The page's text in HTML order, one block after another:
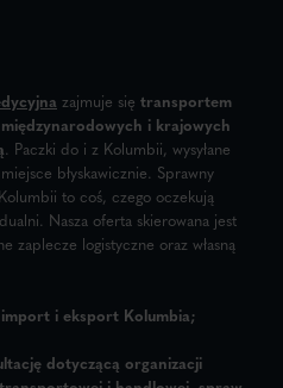
zajmuje się transportem
i krajowych
. Paczki do i z Kolumbii, wysyłane
błyskawicznie. Sprawny
to coś, czego oczekują
Nasza oferta skierowana jest
zaplecze logistyczne oraz własną
i eksport Kolumbia;
dotyczącą organizacji